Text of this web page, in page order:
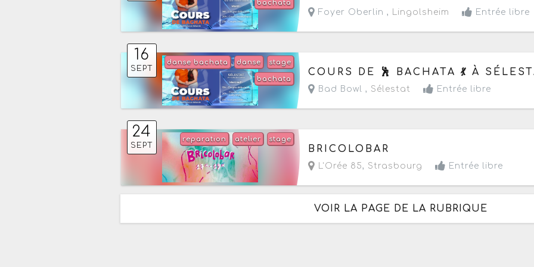
bachata
Foyer Oberlin , Lingolsheim Entrée libre
16
SEPT
stage
danse
danse bachata
bachata
Le mercredi 16 septembre 2026 de 18h30 à 22h
COURS DE 🕺 BACHATA 💃 À
Bad Bowl , Sélestat Entrée libre
24
SEPT
stage
atelier
reparation
Le jeudi 24 septembre 2026
BRICOLOBAR
L'Orée 85, Strasbourg Entrée libre
VOIR LA PAGE DE LA RUBRIQUE